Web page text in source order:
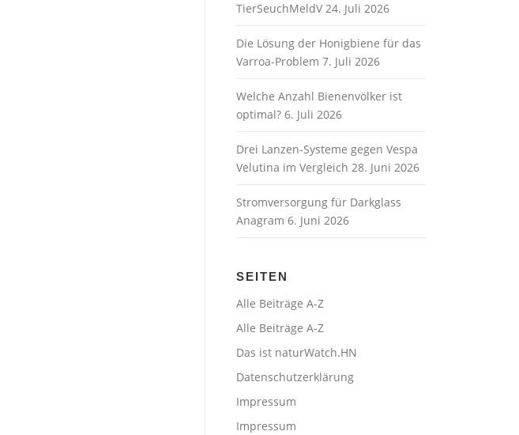
TierSeuchMeldV 24. Juli 2026
Die Lösung der Honigbiene für das
Varroa-Problem 7. Juli 2026
Welche Anzahl Bienenvölker ist
optimal? 6. Juli 2026
Drei Lanzen-Systeme gegen Vespa
Velutina im Vergleich 28. Juni 2026
Stromversorgung für Darkglass
Anagram 6. Juni 2026
SEITEN
Alle Beiträge A-Z
Alle Beiträge A-Z
Das ist naturWatch.HN
Datenschutzerklärung
Impressum
Impressum